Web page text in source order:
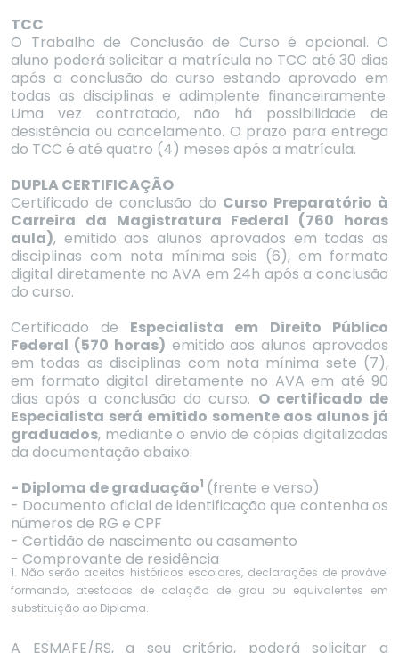
TCC
O Trabalho de Conclusão de Curso é opcional. O
aluno poderá solicitar a matrícula no TCC até 30 dias
após a conclusão do curso estando aprovado em
todas as disciplinas e adimplente financeiramente.
Uma vez contratado, não há possibilidade de
desistência ou cancelamento. O prazo para entrega
do TCC é até quatro (4) meses após a matrícula.
DUPLA CERTIFICAÇÃO
Certificado de conclusão do Curso Preparatório à
Carreira da Magistratura Federal (760 horas
aula), emitido aos alunos aprovados em todas as
disciplinas com nota mínima seis (6), em formato
digital diretamente no AVA em 24h após a conclusão
do curso.
Certificado de Especialista em Direito Público
Federal (570 horas) emitido aos alunos aprovados
em todas as disciplinas com nota mínima sete (7),
em formato digital diretamente no AVA em até 90
dias após a conclusão do curso. O certificado de
Especialista será emitido somente aos alunos já
graduados, mediante o envio de cópias digitalizadas
da documentação abaixo:
- Diploma de graduação1 (frente e verso)
- Documento oficial de identificação que contenha os
números de RG e CPF
- Certidão de nascimento ou casamento
- Comprovante de residência
1. Não serão aceitos históricos escolares, declarações de provável
formando, atestados de colação de grau ou equivalentes em
substituição ao Diploma.
A ESMAFE/RS, a seu critério, poderá solicitar a